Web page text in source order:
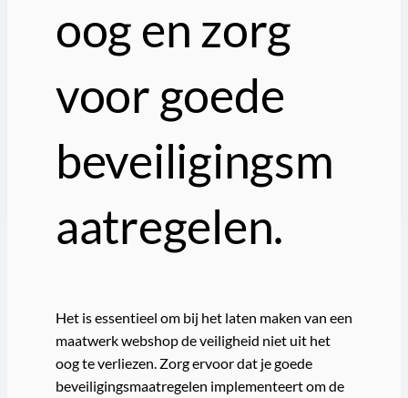
oog en zorg
voor goede
beveiligingsm
aatregelen.
Het is essentieel om bij het laten maken van een
maatwerk webshop de veiligheid niet uit het
oog te verliezen. Zorg ervoor dat je goede
beveiligingsmaatregelen implementeert om de